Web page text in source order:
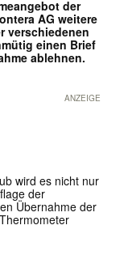
der
AG weitere
verschiedenen
einen Brief
ablehnen.
ANZEIGE
wird es nicht nur
der
Übernahme der